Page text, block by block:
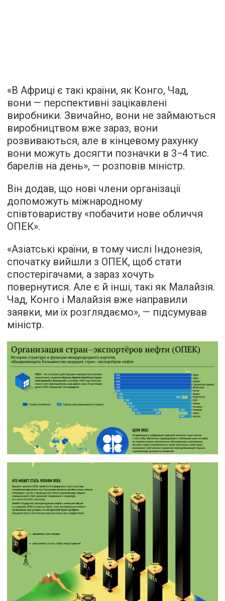
«В Африці є такі країни, як Конго, Чад,
вони — перспективні зацікавлені
виробники. Звичайно, вони не займаються
виробництвом вже зараз, вони
розвиваються, але в кінцевому рахунку
вони можуть досягти позначки в 3−4 тис.
барелів на день», — розповів міністр.
Він додав, що нові члени організації
допоможуть міжнародному
співтовариству «побачити нове обличчя
ОПЕК».
«Азіатські країни, в тому числі Індонезія,
спочатку вийшли з ОПЕК, щоб стати
спостерігачами, а зараз хочуть
повернутися. Але є й інші, такі як Малайзія.
Чад, Конго і Малайзія вже направили
заявки, ми їх розглядаємо», — підсумував
міністр.